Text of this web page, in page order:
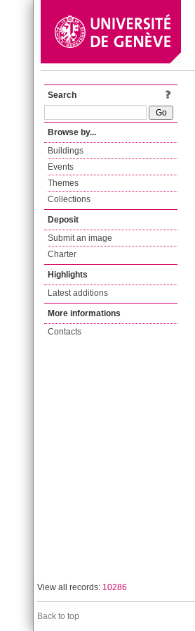
Search
Browse by...
Buildings
Events
Themes
Collections
Deposit
Submit an image
Charter
Highlights
Latest additions
More informations
Contacts
View all records: 10286
Back to top